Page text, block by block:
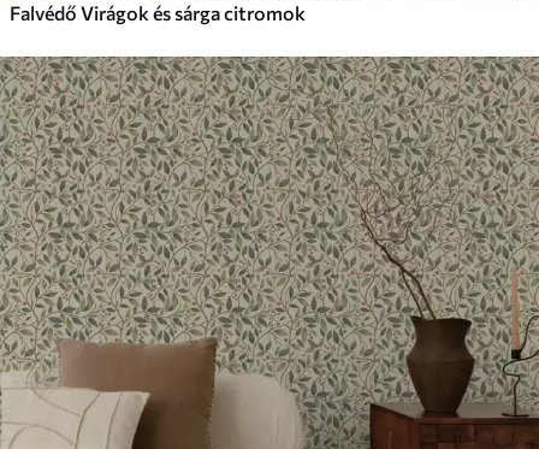
Falvédő Virágok és sárga citromok